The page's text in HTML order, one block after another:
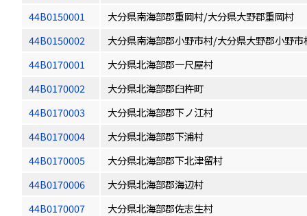
44B0150001
大分県南海部郡重岡村/大分県大野郡重岡村
44B0150002
大分県南海部郡小野市村/大分県大野郡小野市
44B0170001
大分県北海部郡一尺屋村
44B0170002
大分県北海部郡臼杵町
44B0170003
大分県北海部郡下ノ江村
44B0170004
大分県北海部郡下浦村
44B0170005
大分県北海部郡下北津留村
44B0170006
大分県北海部郡海辺村
44B0170007
大分県北海部郡佐志生村